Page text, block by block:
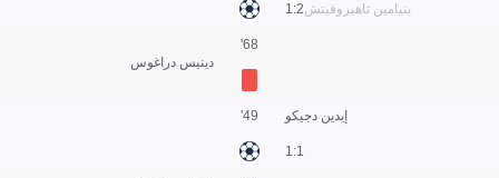
بنيامين تاهيروفيتش2:1
دينيس دراغوس
68'
إيدين دجيكو
1:1
49'